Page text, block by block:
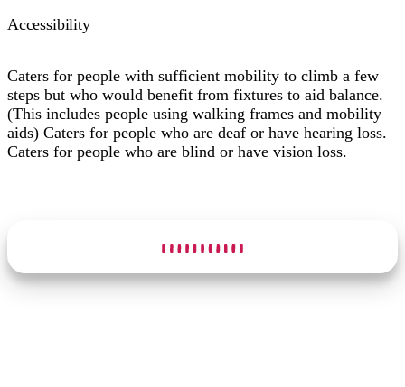
Accessibility
Caters for people with sufficient mobility to climb a few
steps but who would benefit from fixtures to aid balance.
(This includes people using walking frames and mobility
aids) Caters for people who are deaf or have hearing loss.
Caters for people who are blind or have vision loss.